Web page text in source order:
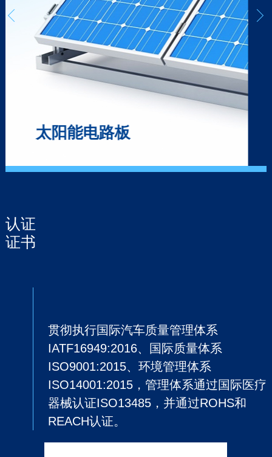
太阳能电路板
认证
证书
贯彻执行国际汽车质量管理体系
IATF16949:2016、国际质量体系
ISO9001:2015、环境管理体系
ISO14001:2015，管理体系通过国际医疗
器械认证ISO13485，并通过ROHS和
REACH认证。